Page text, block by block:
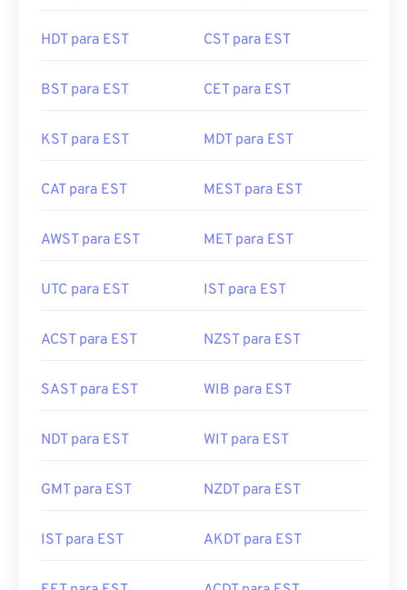
HDT para EST CST para EST
BST para EST CET para EST
KST para EST MDT para EST
CAT para EST MEST para EST
AWST para EST MET para EST
UTC para EST IST para EST
ACST para EST NZST para EST
SAST para EST WIB para EST
NDT para EST WIT para EST
GMT para EST NZDT para EST
IST para EST AKDT para EST